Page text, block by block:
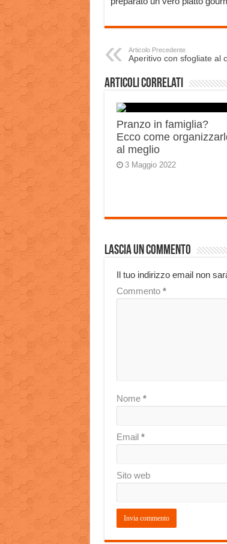
Articolo Precedente
Aperitivo con sfogliate al
Articoli correlati
Pranzo in famiglia?
Ecco come
al meglio
3 Maggio 2022
Lascia un commento
Il tuo indirizzo email non
Commento *
Nome *
Email *
Sito web